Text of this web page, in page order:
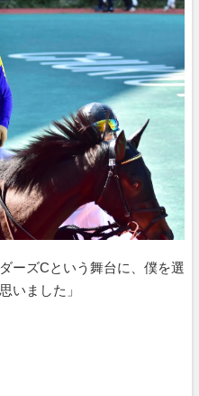
ーズCという舞台に、僕を選
いました」